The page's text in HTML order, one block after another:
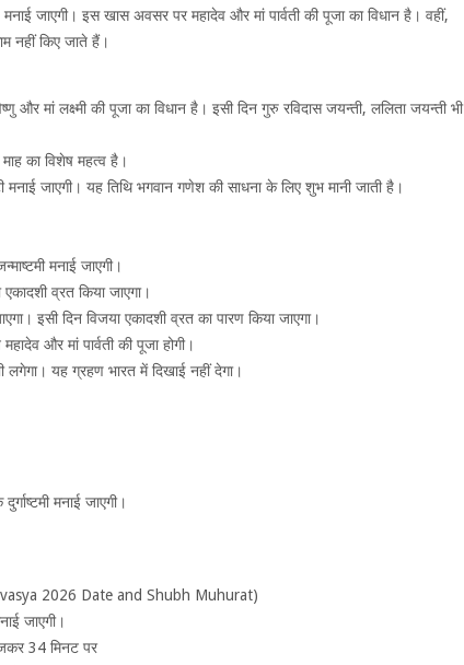
जाएगी। इस खास अवसर पर महादेव और मां पार्वती की पूजा का विधान है। वहीं,
नहीं किए जाते हैं।
और मां लक्ष्मी की पूजा का विधान है। इसी दिन गुरु रविदास जयन्ती, ललिता जयन्ती भी
का विशेष महत्व है।
मनाई जाएगी। यह तिथि भगवान गणेश की साधना के लिए शुभ मानी जाती है।
मनाई जाएगी।
व्रत किया जाएगा।
इसी दिन विजया एकादशी व्रत का पारण किया जाएगा।
और मां पार्वती की पूजा होगी।
यह ग्रहण भारत में दिखाई नहीं देगा।
मनाई जाएगी।
2026 Date and Shubh Muhurat)
जाएगी।
34 मिनट पर